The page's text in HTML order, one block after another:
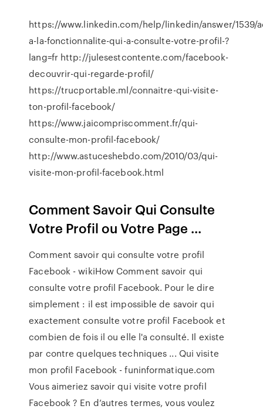
https://www.linkedin.com/help/linkedin/answer/1539/
a-la-fonctionnalite-qui-a-consulte-votre-profil-?
lang=fr http://julesestcontente.com/facebook-
decouvrir-qui-regarde-profil/
https://trucportable.ml/connaitre-qui-visite-
ton-profil-facebook/
https://www.jaicompriscomment.fr/qui-
consulte-mon-profil-facebook/
http://www.astuceshebdo.com/2010/03/qui-
visite-mon-profil-facebook.html
Comment Savoir Qui Consulte
Votre Profil ou Votre Page ...
Comment savoir qui consulte votre profil
Facebook - wikiHow Comment savoir qui
consulte votre profil Facebook. Pour le dire
simplement : il est impossible de savoir qui
exactement consulte votre profil Facebook et
combien de fois il ou elle l'a consulté. Il existe
par contre quelques techniques ... Qui visite
mon profil Facebook - funinformatique.com
Vous aimeriez savoir qui visite votre profil
Facebook ? En d’autres termes, vous voulez